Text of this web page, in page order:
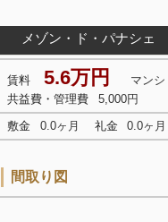
メゾン・ド・パナシェ
賃料 5.6万円
マン
共益費・管理費
5,000円
敷金
0.0ヶ月 礼金 0.0ヶ月
間取り図